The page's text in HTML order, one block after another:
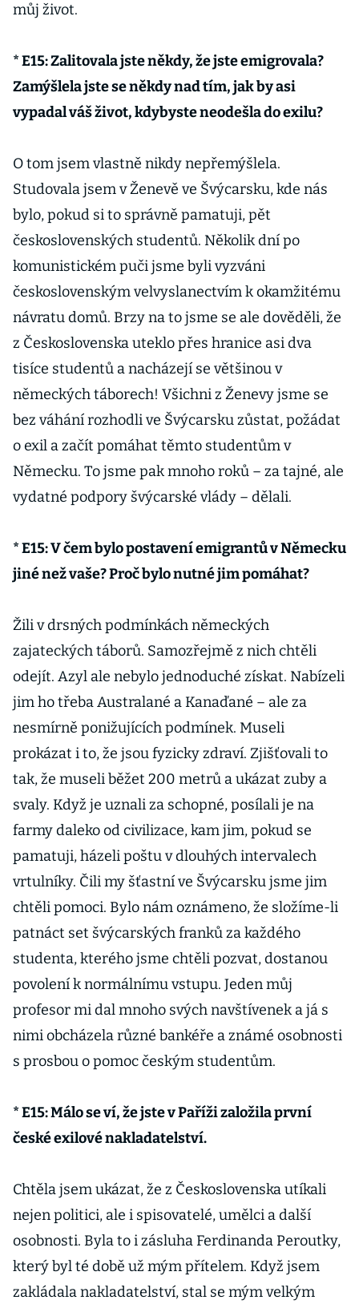
můj život.
* E15: Zalitovala jste někdy, že jste emigrovala?
Zamýšlela jste se někdy nad tím, jak by asi
vypadal váš život, kdybyste neodešla do exilu?
O tom jsem vlastně nikdy nepřemýšlela.
Studovala jsem v Ženevě ve Švýcarsku, kde nás
bylo, pokud si to správně pamatuji, pět
československých studentů. Několik dní po
komunistickém puči jsme byli vyzváni
československým velvyslanectvím k okamžitému
návratu domů. Brzy na to jsme se ale dověděli, že
z Československa uteklo přes hranice asi dva
tisíce studentů a nacházejí se většinou v
německých táborech! Všichni z Ženevy jsme se
bez váhání rozhodli ve Švýcarsku zůstat, požádat
o exil a začít pomáhat těmto studentům v
Německu. To jsme pak mnoho roků – za tajné, ale
vydatné podpory švýcarské vlády – dělali.
* E15: V čem bylo postavení emigrantů v Německu
jiné než vaše? Proč bylo nutné jim pomáhat?
Žili v drsných podmínkách německých
zajateckých táborů. Samozřejmě z nich chtěli
odejít. Azyl ale nebylo jednoduché získat. Nabízeli
jim ho třeba Australané a Kanaďané – ale za
nesmírně ponižujících podmínek. Museli
prokázat i to, že jsou fyzicky zdraví. Zjišťovali to
tak, že museli běžet 200 metrů a ukázat zuby a
svaly. Když je uznali za schopné, posílali je na
farmy daleko od civilizace, kam jim, pokud se
pamatuji, házeli poštu v dlouhých intervalech
vrtulníky. Čili my šťastní ve Švýcarsku jsme jim
chtěli pomoci. Bylo nám oznámeno, že složíme-li
patnáct set švýcarských franků za každého
studenta, kterého jsme chtěli pozvat, dostanou
povolení k normálnímu vstupu. Jeden můj
profesor mi dal mnoho svých navštívenek a já s
nimi obcházela různé bankéře a známé osobnosti
s prosbou o pomoc českým studentům.
* E15: Málo se ví, že jste v Paříži založila první
české exilové nakladatelství.
Chtěla jsem ukázat, že z Československa utíkali
nejen politici, ale i spisovatelé, umělci a další
osobnosti. Byla to i zásluha Ferdinanda Peroutky,
který byl té době už mým přítelem. Když jsem
zakládala nakladatelství, stal se mým velkým